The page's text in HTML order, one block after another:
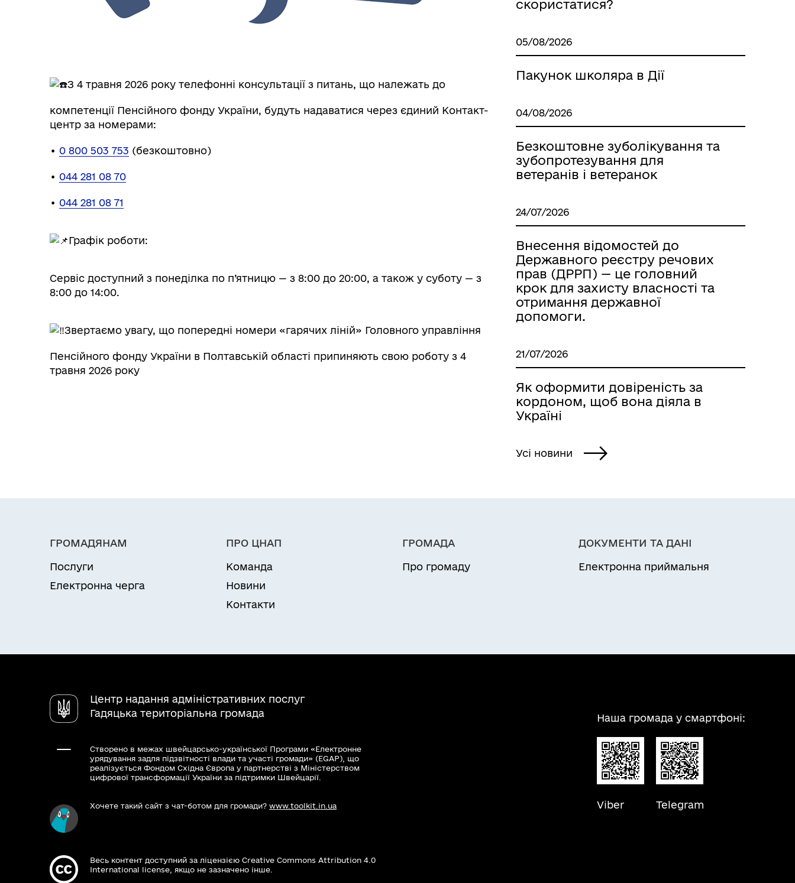
З 4 травня 2026 року телефонні консультації з питань, що належать до
компетенції Пенсійного фонду України, будуть надаватися через єдиний Контакт-
центр за номерами:
• 0 800 503 753 (безкоштовно)
• 044 281 08 70
• 044 281 08 71
Графік роботи:
Сервіс доступний з понеділка по п’ятницю — з 8:00 до 20:00, а також у суботу — з
8:00 до 14:00.
Звертаємо увагу, що попередні номери «гарячих ліній» Головного управління
Пенсійного фонду України в Полтавській області припиняють свою роботу з 4
травня 2026 року
скористатися?
05/08/2026
Пакунок школяра в Дії
04/08/2026
Безкоштовне зуболікування та
зубопротезування для
ветеранів і ветеранок
24/07/2026
Внесення відомостей до
Державного реєстру речових
прав (ДРРП) — це головний
крок для захисту власності та
отримання державної
допомоги.
21/07/2026
Як оформити довіреність за
кордоном, щоб вона діяла в
Україні
Усі новини
ГРОМАДЯНАМ
Послуги
Електронна черга
ПРО ЦНАП
Команда
Новини
Контакти
ГРОМАДА
Про громаду
ДОКУМЕНТИ ТА ДАНІ
Електронна приймальня
Центр надання адміністративних послуг
Гадяцька територіальна громада
Створено в межах швейцарсько-української Програми «Електронне
урядування задля підзвітності влади та участі громади» (EGAP), що
реалізується Фондом Східна Європа у партнерстві з Міністерством
цифрової трансформації України за підтримки Швейцарії.
Хочете такий сайт з чат-ботом для громади? www.toolkit.in.ua
Весь контент доступний за ліцензією Creative Commons Attribution 4.0
International license, якщо не зазначено інше.
Наша громада у смартфоні:
Viber Telegram